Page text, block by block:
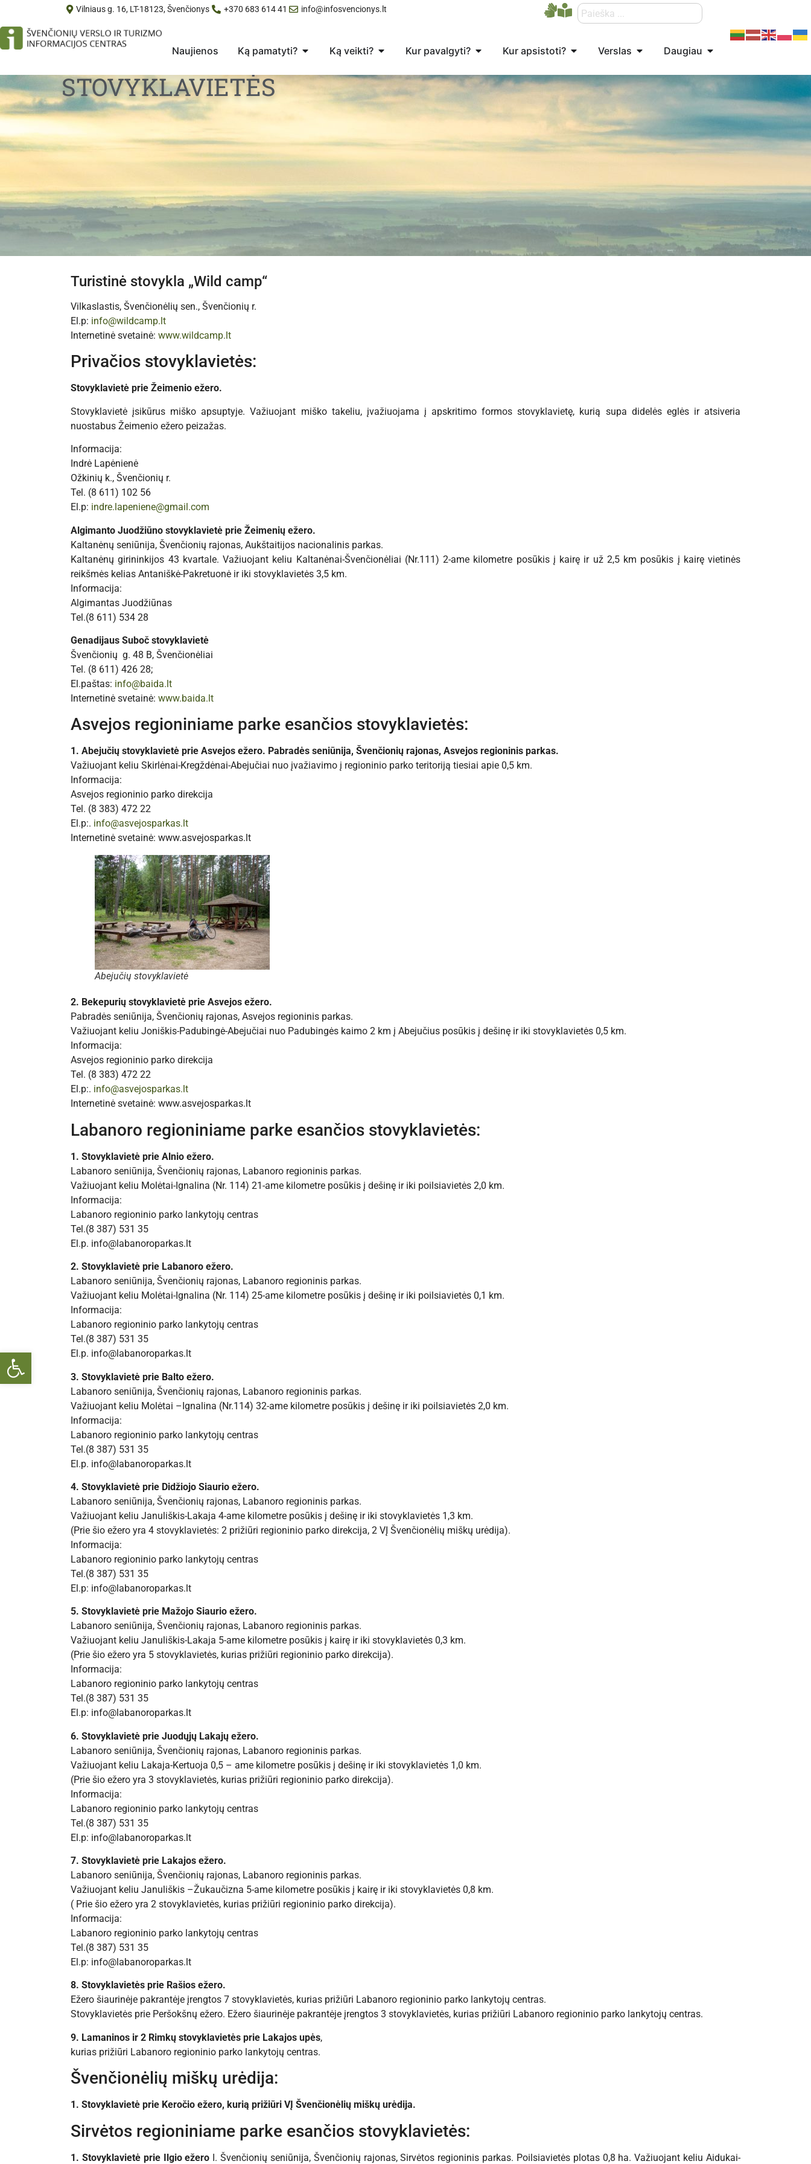
Open toolbar
Vilniaus g. 16, LT-18123, Švenčionys +370 683 614 41 info@infosvencionys.lt
Naujienos Ką pamatyti? Ką veikti? Kur pavalgyti? Kur apsistoti? Verslas Daugiau
STOVYKLAVIETĖS
Turistinė stovykla „Wild camp“
Vilkaslastis, Švenčionėlių sen., Švenčionių r.
El.p: info@wildcamp.lt
Internetinė svetainė: www.wildcamp.lt
Privačios stovyklavietės:
Stovyklavietė prie Žeimenio ežero.
Stovyklavietė įsikūrus miško apsuptyje. Važiuojant miško takeliu, įvažiuojama į apskritimo formos stovyklavietę, kurią supa didelės eglės ir atsiveria
nuostabus Žeimenio ežero peizažas.
Informacija:
Indrė Lapėnienė
Ožkinių k., Švenčionių r.
Tel. (8 611) 102 56
El.p: indre.lapeniene@gmail.com
Algimanto Juodžiūno stovyklavietė prie Žeimenių ežero.
Kaltanėnų seniūnija, Švenčionių rajonas, Aukštaitijos nacionalinis parkas.
Kaltanėnų girininkijos 43 kvartale. Važiuojant keliu Kaltanėnai-Švenčionėliai (Nr.111) 2-ame kilometre posūkis į kairę ir už 2,5 km posūkis į kairę vietinės
reikšmės kelias Antaniškė-Pakretuonė ir iki stovyklavietės 3,5 km.
Informacija:
Algimantas Juodžiūnas
Tel.(8 611) 534 28
Genadijaus Suboč stovyklavietė
Švenčionių g. 48 B, Švenčionėliai
Tel. (8 611) 426 28;
El.paštas: info@baida.lt
Internetinė svetainė: www.baida.lt
Asvejos regioniniame parke esančios stovyklavietės:
1. Abejučių stovyklavietė prie Asvejos ežero. Pabradės seniūnija, Švenčionių rajonas, Asvejos regioninis parkas.
Važiuojant keliu Skirlėnai-Kregždėnai-Abejučiai nuo įvažiavimo į regioninio parko teritoriją tiesiai apie 0,5 km.
Informacija:
Asvejos regioninio parko direkcija
Tel. (8 383) 472 22
El.p:. info@asvejosparkas.lt
Internetinė svetainė: www.asvejosparkas.lt
Abejučių stovyklavietė
2. Bekepurių stovyklavietė prie Asvejos ežero.
Pabradės seniūnija, Švenčionių rajonas, Asvejos regioninis parkas.
Važiuojant keliu Joniškis-Padubingė-Abejučiai nuo Padubingės kaimo 2 km į Abejučius posūkis į dešinę ir iki stovyklavietės 0,5 km.
Informacija:
Asvejos regioninio parko direkcija
Tel. (8 383) 472 22
El.p:. info@asvejosparkas.lt
Internetinė svetainė: www.asvejosparkas.lt
Labanoro regioniniame parke esančios stovyklavietės:
1. Stovyklavietė prie Alnio ežero.
Labanoro seniūnija, Švenčionių rajonas, Labanoro regioninis parkas.
Važiuojant keliu Molėtai-Ignalina (Nr. 114) 21-ame kilometre posūkis į dešinę ir iki poilsiavietės 2,0 km.
Informacija:
Labanoro regioninio parko lankytojų centras
Tel.(8 387) 531 35
El.p. info@labanoroparkas.lt
2. Stovyklavietė prie Labanoro ežero.
Labanoro seniūnija, Švenčionių rajonas, Labanoro regioninis parkas.
Važiuojant keliu Molėtai-Ignalina (Nr. 114) 25-ame kilometre posūkis į dešinę ir iki poilsiavietės 0,1 km.
Informacija:
Labanoro regioninio parko lankytojų centras
Tel.(8 387) 531 35
El.p. info@labanoroparkas.lt
3. Stovyklavietė prie Balto ežero.
Labanoro seniūnija, Švenčionių rajonas, Labanoro regioninis parkas.
Važiuojant keliu Molėtai –Ignalina (Nr.114) 32-ame kilometre posūkis į dešinę ir iki poilsiavietės 2,0 km.
Informacija:
Labanoro regioninio parko lankytojų centras
Tel.(8 387) 531 35
El.p. info@labanoroparkas.lt
4. Stovyklavietė prie Didžiojo Siaurio ežero.
Labanoro seniūnija, Švenčionių rajonas, Labanoro regioninis parkas.
Važiuojant keliu Januliškis-Lakaja 4-ame kilometre posūkis į dešinę ir iki stovyklavietės 1,3 km.
(Prie šio ežero yra 4 stovyklavietės: 2 prižiūri regioninio parko direkcija, 2 VĮ Švenčionėlių miškų urėdija).
Informacija:
Labanoro regioninio parko lankytojų centras
Tel.(8 387) 531 35
El.p: info@labanoroparkas.lt
5. Stovyklavietė prie Mažojo Siaurio ežero.
Labanoro seniūnija, Švenčionių rajonas, Labanoro regioninis parkas.
Važiuojant keliu Januliškis-Lakaja 5-ame kilometre posūkis į kairę ir iki stovyklavietės 0,3 km.
(Prie šio ežero yra 5 stovyklavietės, kurias prižiūri regioninio parko direkcija).
Informacija:
Labanoro regioninio parko lankytojų centras
Tel.(8 387) 531 35
El.p: info@labanoroparkas.lt
6. Stovyklavietė prie Juodųjų Lakajų ežero.
Labanoro seniūnija, Švenčionių rajonas, Labanoro regioninis parkas.
Važiuojant keliu Lakaja-Kertuoja 0,5 – ame kilometre posūkis į dešinę ir iki stovyklavietės 1,0 km.
(Prie šio ežero yra 3 stovyklavietės, kurias prižiūri regioninio parko direkcija).
Informacija:
Labanoro regioninio parko lankytojų centras
Tel.(8 387) 531 35
El.p: info@labanoroparkas.lt
7. Stovyklavietė prie Lakajos ežero.
Labanoro seniūnija, Švenčionių rajonas, Labanoro regioninis parkas.
Važiuojant keliu Januliškis –Žukaučizna 5-ame kilometre posūkis į kairę ir iki stovyklavietės 0,8 km.
( Prie šio ežero yra 2 stovyklavietės, kurias prižiūri regioninio parko direkcija).
Informacija:
Labanoro regioninio parko lankytojų centras
Tel.(8 387) 531 35
El.p: info@labanoroparkas.lt
8. Stovyklavietės prie Rašios ežero.
Ežero šiaurinėje pakrantėje įrengtos 7 stovyklavietės, kurias prižiūri Labanoro regioninio parko lankytojų centras.
Stovyklavietės prie Peršokšnų ežero. Ežero šiaurinėje pakrantėje įrengtos 3 stovyklavietės, kurias prižiūri Labanoro regioninio parko lankytojų centras.
9. Lamaninos ir 2 Rimkų stovyklavietės prie Lakajos upės,
kurias prižiūri Labanoro regioninio parko lankytojų centras.
Švenčionėlių miškų urėdija:
1. Stovyklavietė prie Keročio ežero, kurią prižiūri VĮ Švenčionėlių miškų urėdija.
Sirvėtos regioniniame parke esančios stovyklavietės:
1. Stovyklavietė prie Ilgio ežero I. Švenčionių seniūnija, Švenčionių rajonas, Sirvėtos regioninis parkas. Poilsiavietės plotas 0,8 ha. Važiuojant keliu Aidukai-